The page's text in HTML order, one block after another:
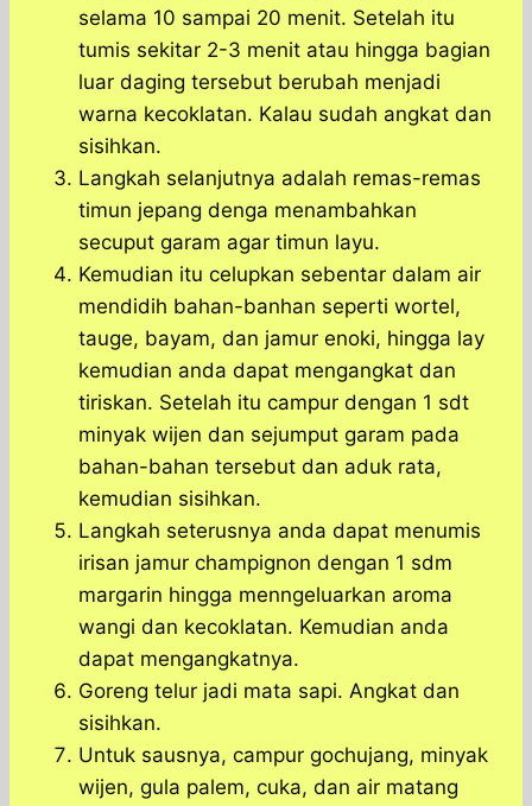
selama 10 sampai 20 menit. Setelah itu
tumis sekitar 2-3 menit atau hingga bagian
luar daging tersebut berubah menjadi
warna kecoklatan. Kalau sudah angkat dan
sisihkan.
Langkah selanjutnya adalah remas-remas
timun jepang denga menambahkan
secuput garam agar timun layu.
Kemudian itu celupkan sebentar dalam air
mendidih bahan-banhan seperti wortel,
tauge, bayam, dan jamur enoki, hingga lay
kemudian anda dapat mengangkat dan
tiriskan. Setelah itu campur dengan 1 sdt
minyak wijen dan sejumput garam pada
bahan-bahan tersebut dan aduk rata,
kemudian sisihkan.
Langkah seterusnya anda dapat menumis
irisan jamur champignon dengan 1 sdm
margarin hingga menngeluarkan aroma
wangi dan kecoklatan. Kemudian anda
dapat mengangkatnya.
Goreng telur jadi mata sapi. Angkat dan
sisihkan.
Untuk sausnya, campur gochujang, minyak
wijen, gula palem, cuka, dan air matang